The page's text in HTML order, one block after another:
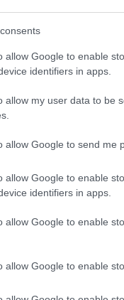
allow Google to enable
identifiers in apps.
allow my user data to be
allow Google to send me
allow Google to enable
identifiers in apps.
allow Google to enable
allow Google to enable
aVioletta In Concert,
Európában 62
Franciaországban. A
országban több mint
bemutatója
lehetővé tette,